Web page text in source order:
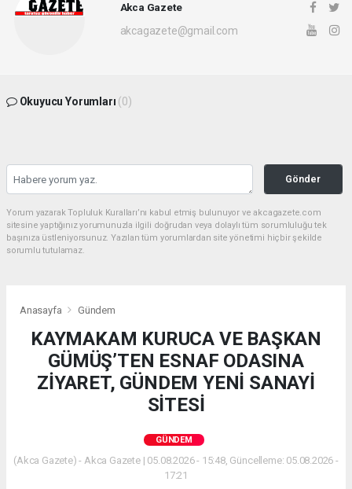
Akca Gazete
akcagazete@gmail.com
Okuyucu Yorumları (0)
Gönder
Yorum yazarak Topluluk Kuralları’nı kabul etmiş bulunuyor ve akcagazete.com
sitesine yaptığınız yorumunuzla ilgili doğrudan veya dolaylı tüm sorumluluğu tek
başınıza üstleniyorsunuz. Yazılan tüm yorumlardan site yönetimi hiçbir şekilde
sorumlu tutulamaz.
Anasayfa Gündem
KAYMAKAM KURUCA VE BAŞKAN
GÜMÜŞ’TEN ESNAF ODASINA
ZİYARET, GÜNDEM YENİ SANAYİ
SİTESİ
GÜNDEM
(Akca Gazete) - Akca Gazete | 05.08.2026 - 15:48, Güncelleme: 05.08.2026 -
17:21